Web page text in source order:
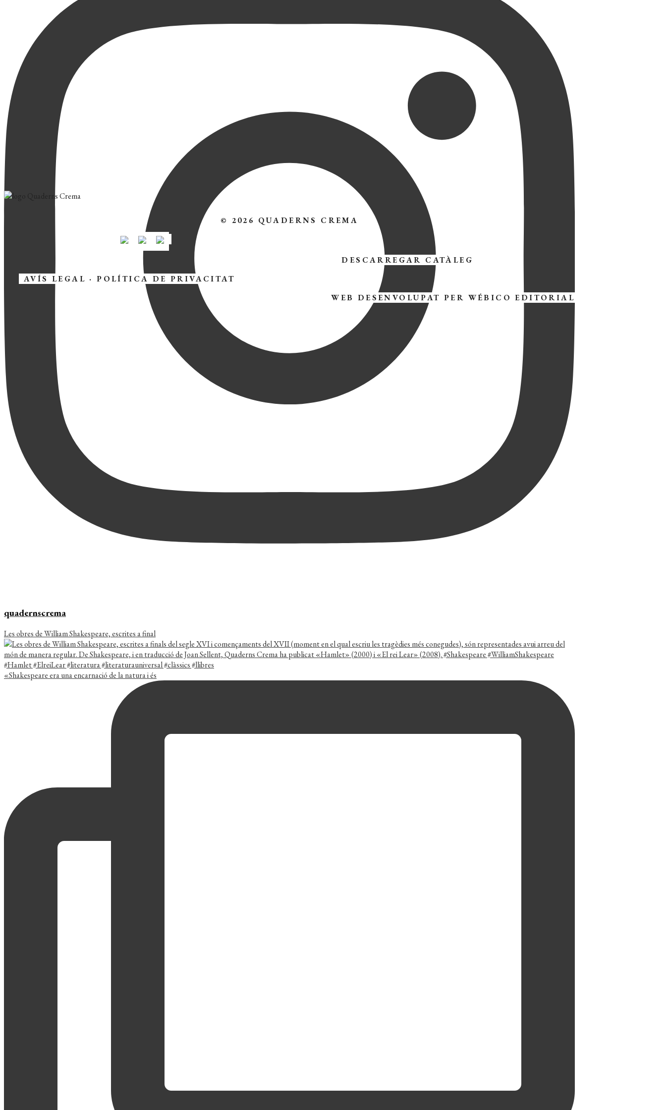
quadernscrema
Les obres de William Shakespeare, escrites a final
«Shakespeare era una encarnació de la natura i és
© 2026 QUADERNS CREMA
DESCARREGAR CATÀLEG
AVÍS LEGAL ·POLÍTICA DE PRIVACITAT
WEB DESENVOLUPAT PER WÉBICO EDITORIAL